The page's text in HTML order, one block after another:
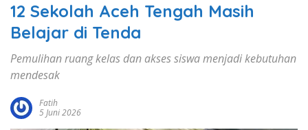
12 Sekolah Aceh Tengah Masih
Belajar di Tenda
Pemulihan ruang kelas dan akses siswa menjadi kebutuhan
mendesak
Fatih
5 Juni 2026